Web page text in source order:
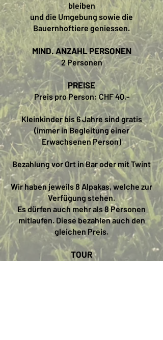
bleiben
und die Umgebung sowie die
Bauernhoftiere geniessen.
MIND. ANZAHL PERSONEN
2 Personen
PREISE
Preis pro Person: CHF 40.-
Kleinkinder bis 6 Jahre sind gratis
(immer in Begleitung einer
Erwachsenen Person)
Bezahlung vor Ort in Bar oder mit Twint
Wir haben jeweils 8 Alpakas, welche zur
Verfügung stehen.
Es dürfen auch mehr als 8 Personen
mitlaufen. Diese bezahlen auch den
gleichen Preis.
TOUR